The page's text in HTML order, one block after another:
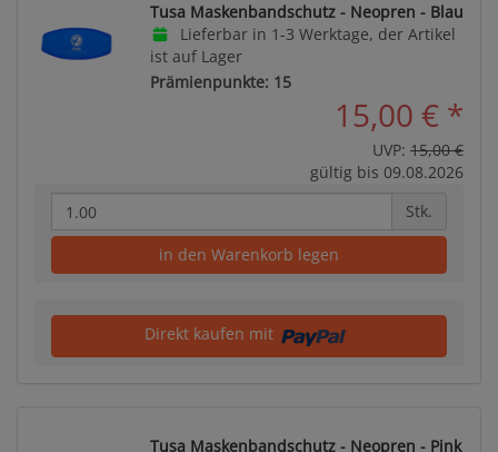
Tusa Maskenbandschutz - Neopren - Blau
Lieferbar in 1-3 Werktage, der Artikel
ist auf Lager
Prämienpunkte: 15
15,00 € *
UVP: 15,00 €
gültig bis 09.08.2026
Stk.
in den Warenkorb legen
Direkt kaufen mit
Tusa Maskenbandschutz - Neopren - Pink